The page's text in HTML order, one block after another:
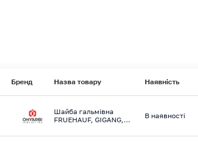
Бренд Назва товару Наявність
Шайба гальмівнa
FRUEHAUF, GIGANG,
SCHMITZ CARGOBULL,
В наявності